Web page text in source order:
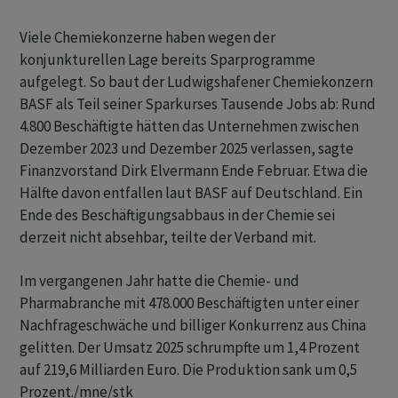
Viele Chemiekonzerne haben wegen der
konjunkturellen Lage bereits Sparprogramme
aufgelegt. So baut der Ludwigshafener Chemiekonzern
BASF als Teil seiner Sparkurses Tausende Jobs ab: Rund
4.800 Beschäftigte hätten das Unternehmen zwischen
Dezember 2023 und Dezember 2025 verlassen, sagte
Finanzvorstand Dirk Elvermann Ende Februar. Etwa die
Hälfte davon entfallen laut BASF auf Deutschland. Ein
Ende des Beschäftigungsabbaus in der Chemie sei
derzeit nicht absehbar, teilte der Verband mit.
Im vergangenen Jahr hatte die Chemie- und
Pharmabranche mit 478.000 Beschäftigten unter einer
Nachfrageschwäche und billiger Konkurrenz aus China
gelitten. Der Umsatz 2025 schrumpfte um 1,4 Prozent
auf 219,6 Milliarden Euro. Die Produktion sank um 0,5
Prozent./mne/stk